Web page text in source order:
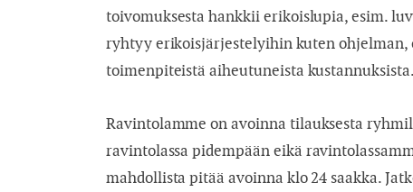
toivomuksesta hankkii erikoislupia, esim.
ryhtyy erikoisjärjestelyihin kuten ohjelman,
toimenpiteistä aiheutuneista kustannuksista.
Ravintolamme on avoinna tilauksesta
ravintolassa pidempään eikä
mahdollista pitää avoinna klo 24 saakka.